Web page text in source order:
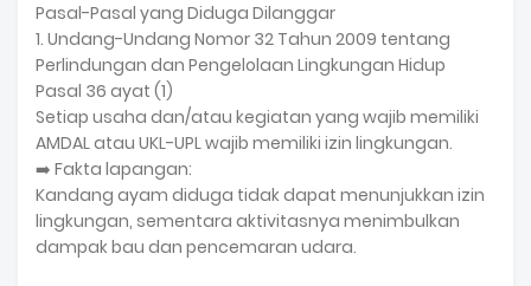
Pasal-Pasal yang Diduga Dilanggar
1. Undang-Undang Nomor 32 Tahun 2009 tentang
Perlindungan dan Pengelolaan Lingkungan Hidup
Pasal 36 ayat (1)
Setiap usaha dan/atau kegiatan yang wajib memiliki
AMDAL atau UKL-UPL wajib memiliki izin lingkungan.
➡️ Fakta lapangan:
Kandang ayam diduga tidak dapat menunjukkan izin
lingkungan, sementara aktivitasnya menimbulkan
dampak bau dan pencemaran udara.